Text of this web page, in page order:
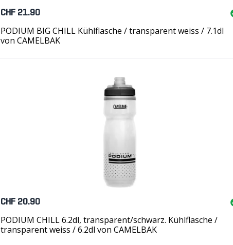
CHF 21.90
PODIUM BIG CHILL Kühlflasche / transparent weiss / 7.1dl
von CAMELBAK
CHF 20.90
PODIUM CHILL 6.2dl, transparent/schwarz. Kühlflasche /
transparent weiss / 6.2dl von CAMELBAK